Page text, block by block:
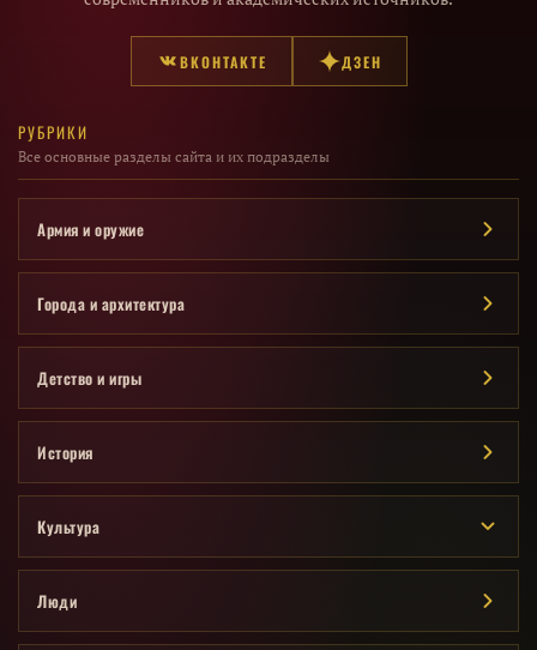
ВКОНТАКТЕ ДЗЕН
РУБРИКИ
Все основные разделы сайта и их подразделы
Армия и оружие
Города и архитектура
Детство и игры
История
Культура
Люди